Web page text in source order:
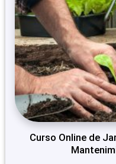
Curso Online de